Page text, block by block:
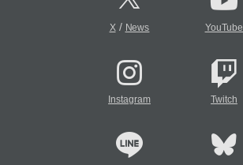
X/ News YouTube
Instagram Twitch